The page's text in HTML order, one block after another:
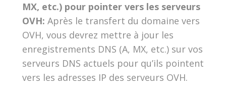
MX, etc.) pour pointer vers les serveurs
OVH: Après le transfert du domaine vers
OVH, vous devrez mettre à jour les
enregistrements DNS (A, MX, etc.) sur vos
serveurs DNS actuels pour qu’ils pointent
vers les adresses IP des serveurs OVH.